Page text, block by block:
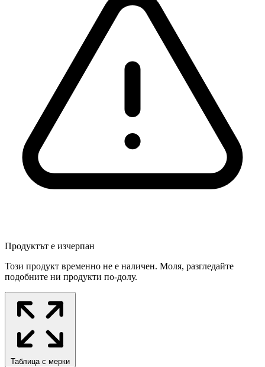
Продуктът е изчерпан
Този продукт временно не е наличен. Моля, разгледайте
подобните ни продукти по-долу.
Таблица с мерки